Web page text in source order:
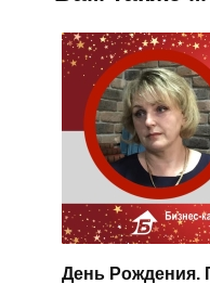
День Рождения.